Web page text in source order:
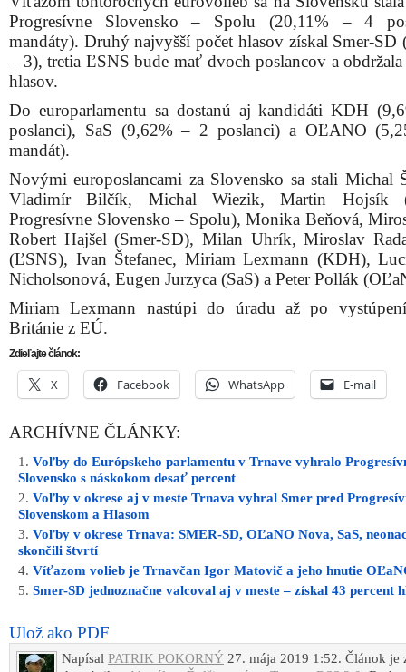
Progresívne Slovensko – Spolu (20,11% – 4
mandáty). Druhý najvyšší počet hlasov získal Smer-SD
– 3), tretia ĽSNS bude mať dvoch poslancov a
hlasov.
Do europarlamentu sa dostanú aj kandidáti KDH
poslanci), SaS (9,62% – 2 poslanci) a OĽANO
mandát).
Novými europoslancami za Slovensko sa stali Michal
Vladimír Bilčík, Michal Wiezik, Martin Hojsík
Progresívne Slovensko – Spolu), Monika Beňová,
Robert Hajšel (Smer-SD), Milan Uhrík, Miroslav
(ĽSNS), Ivan Štefanec, Miriam Lexmann (KDH),
Nicholsonová, Eugen Jurzyca (SaS) a Peter Pollák
Miriam Lexmann nastúpi do úradu až po
Británie z EÚ.
Zdieľajte článok:
X Facebook WhatsApp E-mail
ARCHÍVNE ČLÁNKY:
Voľby do Európskeho parlamentu v Trnave vyhralo
Slovensko s náskokom desať percent
Voľby v okrese aj v meste Trnava vyhral Smer pred
Slovenskom a Hlasom
Voľby v okrese Trnava: SMER-SD, OĽaNO Nova, SaS,
skončili štvrtí
Víťazom volieb je Trnavčan Igor Matovič a jeho hnutie
Smer-SD jednoznačne valcoval aj v meste – získal 43 percent
Ulož ako PDF
Napísal PATRIK POKORNÝ 27. mája 2019 1:52. Článok je